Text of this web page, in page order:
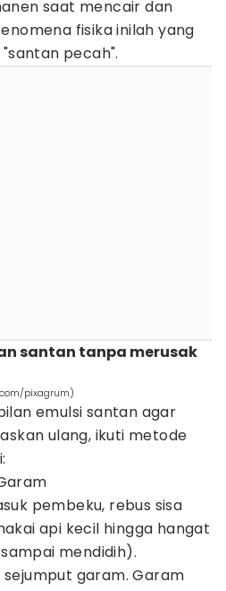
saat mencair dan
fisika inilah yang
pecah".
santan tanpa merusak
pixagrum)
emulsi santan agar
ulang, ikuti metode
pembeku, rebus sisa
api kecil hingga hangat
mendidih).
garam. Garam